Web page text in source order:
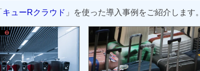
キューRクラウド 」を使った導入事例をご紹介します。